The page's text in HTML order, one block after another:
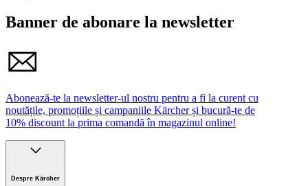
Banner de abonare la newsletter
Abonează-te la newsletter-ul nostru pentru a fi la curent cu
noutățile, promoțiile și campaniile Kärcher și bucură-te de
10% discount la prima comandă în magazinul online!
Despre Kärcher